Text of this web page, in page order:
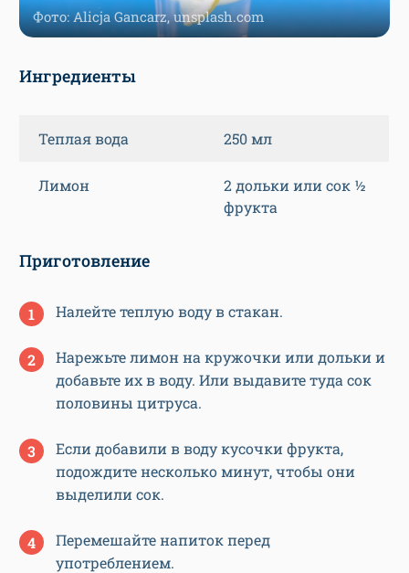
Фото: Alicja Gancarz, unsplash.com
Ингредиенты
Теплая вода 250 мл
Лимон
2 дольки или сок ½
фрукта
Приготовление
Налейте теплую воду в стакан.
Нарежьте лимон на кружочки или дольки и
добавьте их в воду. Или выдавите туда сок
половины цитруса.
Если добавили в воду кусочки фрукта,
подождите несколько минут, чтобы они
выделили сок.
Перемешайте напиток перед
употреблением.